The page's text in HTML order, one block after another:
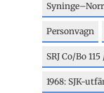
Personvagn
SRJ Co/Bo
1968: SJK-